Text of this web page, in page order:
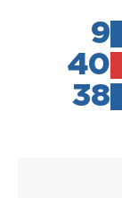
9
40
38